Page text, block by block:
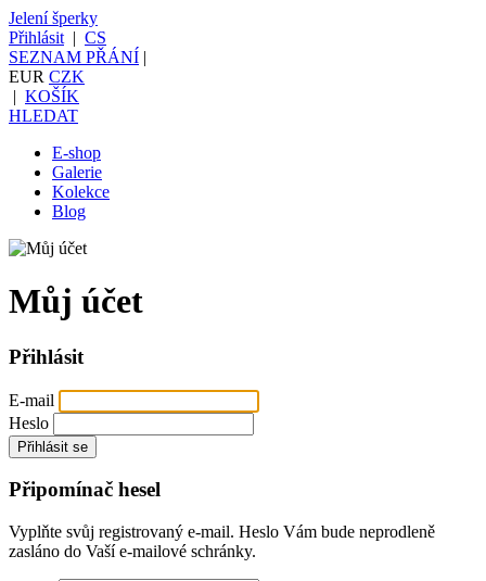
Jelení šperky
Přihlásit | CS
SEZNAM PŘÁNÍ |
EUR CZK
| KOŠÍK
HLEDAT
E-shop
Galerie
Kolekce
Blog
Můj účet
Přihlásit
E-mail
Heslo
Připomínač hesel
Vyplňte svůj registrovaný e-mail. Heslo Vám bude neprodleně
zasláno do Vaší e-mailové schránky.